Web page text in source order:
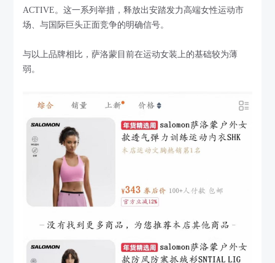
ACTIVE。这一系列举措，释放出安踏发力高端女性运动市
场、与国际巨头正面竞争的明确信号。
与以上品牌相比，萨洛蒙目前在运动女装上的基础较为薄
弱。